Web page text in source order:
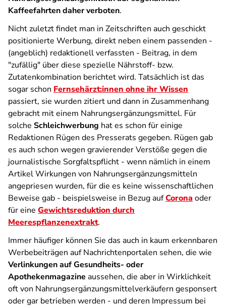
Kaffeefahrten daher verboten.
Nicht zuletzt findet man in Zeitschriften auch geschickt
positionierte Werbung, direkt neben einem passenden -
(angeblich) redaktionell verfassten - Beitrag, in dem
"zufällig" über diese spezielle Nährstoff- bzw.
Zutatenkombination berichtet wird. Tatsächlich ist das
sogar schon Fernsehärzt:innen ohne ihr Wissen
passiert, sie wurden zitiert und dann in Zusammenhang
gebracht mit einem Nahrungsergänzungsmittel. Für
solche Schleichwerbung hat es schon für einige
Redaktionen Rügen des Presserats gegeben. Rügen gab
es auch schon wegen gravierender Verstöße gegen die
journalistische Sorgfaltspflicht - wenn nämlich in einem
Artikel Wirkungen von Nahrungsergänzungsmitteln
angepriesen wurden, für die es keine wissenschaftlichen
Beweise gab - beispielsweise in Bezug aufCorona oder
für eine Gewichtsreduktion durch
Meerespflanzenextrakt.
Immer häufiger können Sie das auch in kaum erkennbaren
Werbebeiträgen auf Nachrichtenportalen sehen, die wie
Verlinkungen auf Gesundheits- oder
Apothekenmagazine aussehen, die aber in Wirklichkeit
oft von Nahrungsergänzungsmittelverkäufern gesponsert
oder gar betrieben werden - und deren Impressum bei